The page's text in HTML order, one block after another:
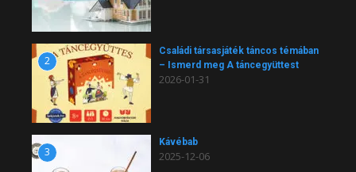
2
Családi társasjáték táncos témában
– Ismerd meg A táncegyüttest
2026-01-31
3
Kávébab
2025-12-06